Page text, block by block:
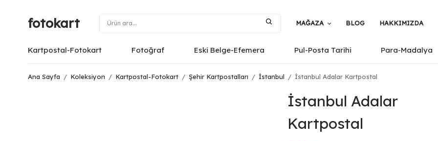
fotokart MAĞAZA BLOG HAKKIMIZDA
Kartpostal-Fotokart Fotoğraf Eski Belge-Efemera Pul-Posta Tarihi Para-Madalya
Ana Sayfa / Koleksiyon / Kartpostal-Fotokart / Şehir Kartpostalları / İstanbul / İstanbul Adalar Kartpostal
İstanbul Adalar
Kartpostal